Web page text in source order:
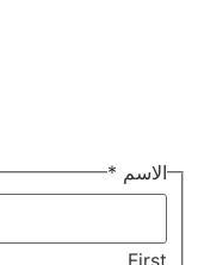
الاسم *
First